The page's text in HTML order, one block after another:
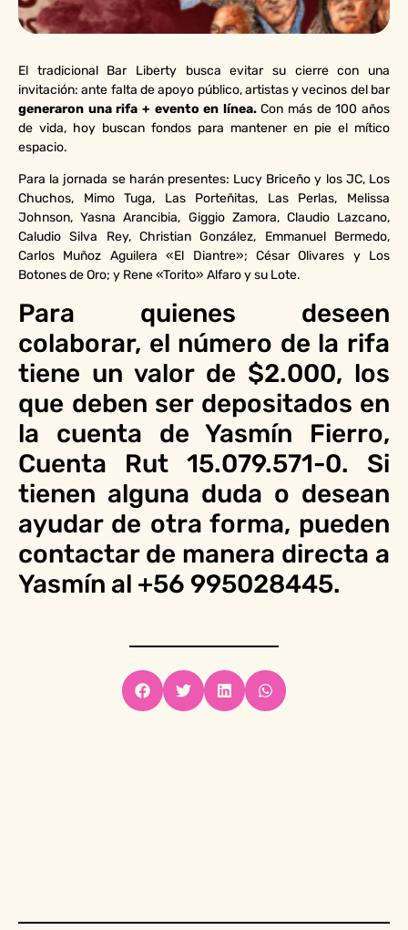
El tradicional Bar Liberty busca evitar su cierre con una
invitación: ante falta de apoyo público, artistas y vecinos del bar
generaron una rifa + evento en línea.Con más de 100 años
de vida, hoy buscan fondos para mantener en pie el mítico
espacio.
Para la jornada se harán presentes: Lucy Briceño y los JC, Los
Chuchos, Mimo Tuga, Las Porteñitas, Las Perlas, Melissa
Johnson, Yasna Arancibia, Giggio Zamora, Claudio Lazcano,
Caludio Silva Rey, Christian González, Emmanuel Bermedo,
Carlos Muñoz Aguilera «El Diantre»; César Olivares y Los
Botones de Oro; y Rene «Torito» Alfaro y su Lote.
Para quienes deseen
colaborar, el número de la rifa
tiene un valor de $2.000, los
que deben ser depositados en
la cuenta de Yasmín Fierro,
Cuenta Rut 15.079.571-0. Si
tienen alguna duda o desean
ayudar de otra forma, pueden
contactar de manera directa a
Yasmín al +56 995028445.